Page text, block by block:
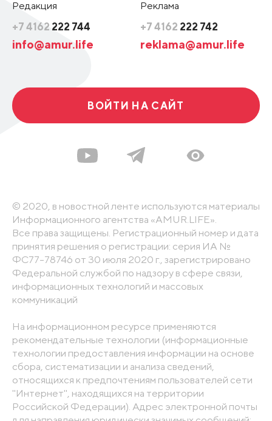
Редакция
+7 4162 222 744
info@amur.life
Реклама
+7 4162 222 742
reklama@amur.life
ВОЙТИ НА САЙТ
© 2020, в новостной ленте используются материалы
Информационного агентства «AMUR.LIFE».
Все права защищены. Регистрационный номер и дата
принятия решения о регистрации: серия ИА №
ФС77-78746 от 30 июля 2020 г., зарегистрировано
Федеральной службой по надзору в сфере связи,
информационных технологий и массовых
коммуникаций
На информационном ресурсе применяются
рекомендательные технологии (информационные
технологии предоставления информации на основе
сбора, систематизации и анализа сведений,
относящихся к предпочтениям пользователей сети
"Интернет", находящихся на территории
Российской Федерации). Адрес электронной почты